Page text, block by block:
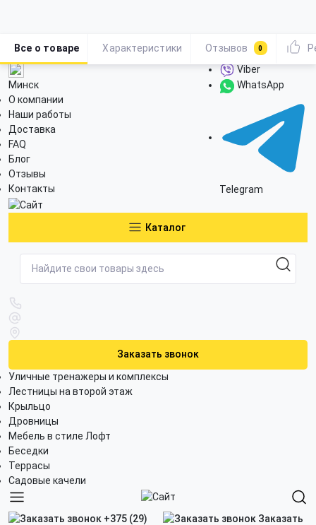
Минск
О компании
Наши работы
Доставка
FAQ
Блог
Отзывы
Контакты
Viber
WhatsApp
Telegram
Каталог
Заказать звонок
Уличные тренажеры и комплексы
Лестницы на второй этаж
Крыльцо
Дровницы
Мебель в стиле Лофт
Беседки
Террасы
Садовые качели
+375 (29)
Заказать
Все о товаре Характеристики Отзывов 0